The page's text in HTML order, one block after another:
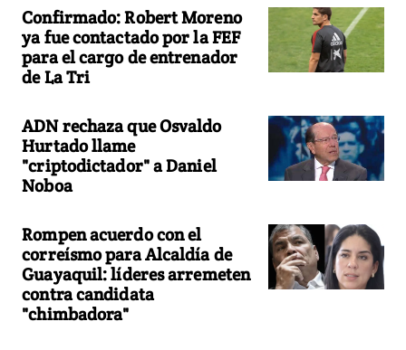
Confirmado: Robert Moreno
ya fue contactado por la FEF
para el cargo de entrenador
de La Tri
ADN rechaza que Osvaldo
Hurtado llame
"criptodictador" a Daniel
Noboa
Rompen acuerdo con el
correísmo para Alcaldía de
Guayaquil: líderes arremeten
contra candidata
"chimbadora"